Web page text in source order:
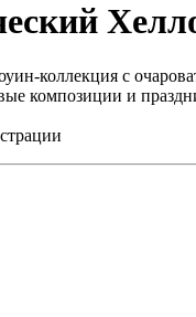
коллекция с
композиции и